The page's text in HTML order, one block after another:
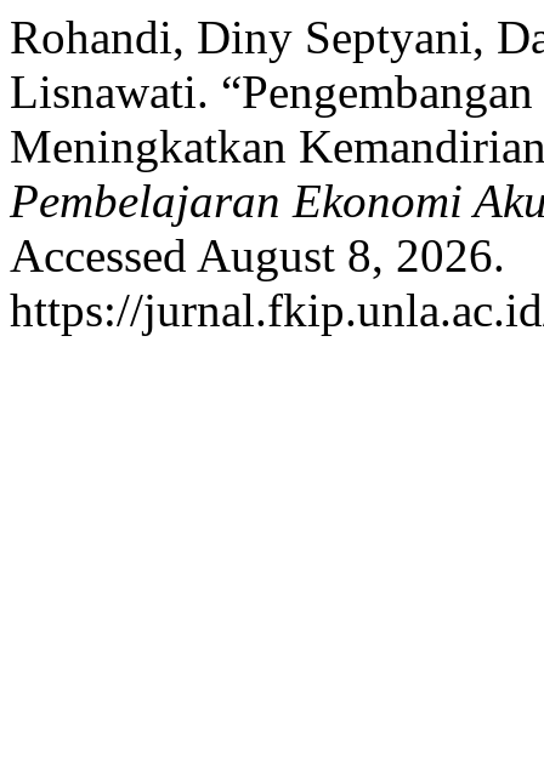
Rohandi, Diny Septyani,
Lisnawati.
Meningkatkan
Pembelajaran Ekonomi
Accessed August 8, 2026.
https://